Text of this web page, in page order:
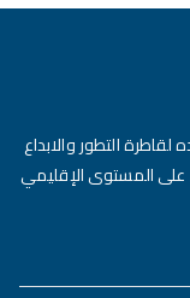
التطور والابداع
المستوى الإقليمي